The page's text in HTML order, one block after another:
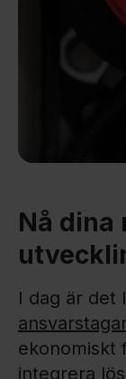
Nå dina
I dag är det
ekonomiskt
integrera